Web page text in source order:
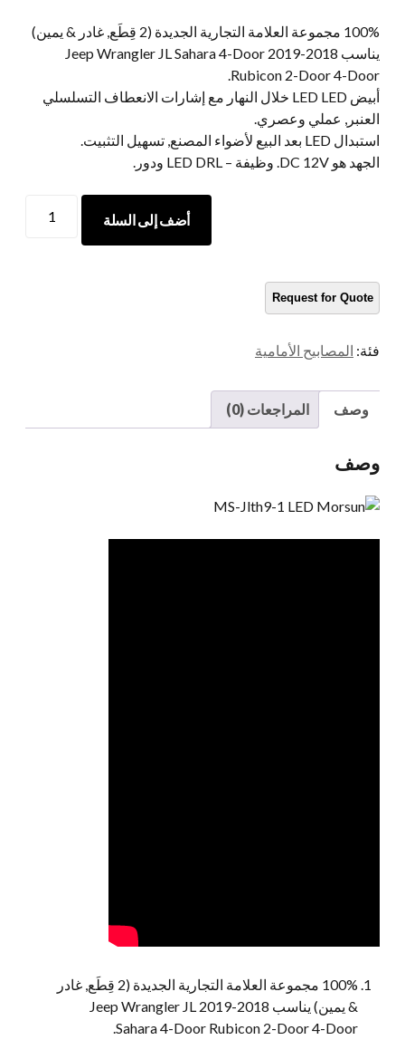
100% مجموعة العلامة التجارية الجديدة (2 قِطَع, غادر & يمين)
يناسب 2018-2019 Jeep Wrangler JL Sahara 4-Door
Rubicon 2-Door 4-Door.
أبيض LED LED خلال النهار مع إشارات الانعطاف التسلسلي
العنبر, عملي وعصري.
استبدال LED بعد البيع لأضواء المصنع, تسهيل التثبيت.
الجهد هو DC 12V. وظيفة – LED DRL ودور.
Morsun
أضف إلى السلة
فئة: المصابيح الأمامية
وصف المراجعات (0)
وصف
100% مجموعة العلامة التجارية الجديدة (2 قِطَع, غادر
& يمين) يناسب 2018-2019 Jeep Wrangler JL
Sahara 4-Door Rubicon 2-Door 4-Door.